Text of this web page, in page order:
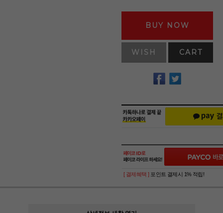
BUY NOW
WISH CART
[ 결제혜택 ] 포인트 결제시 1% 적립!